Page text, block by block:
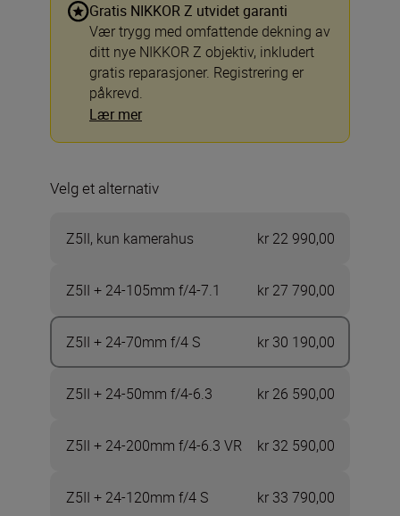
Gratis NIKKOR Z utvidet garanti
Vær trygg med omfattende dekning av
ditt nye NIKKOR Z objektiv, inkludert
gratis reparasjoner. Registrering er
påkrevd.
Lær mer
Velg et alternativ
Z5II, kun kamerahus kr 22 990,00
Z5II + 24-105mm f/4-7.1 kr 27 790,00
Z5II + 24-70mm f/4 S kr 30 190,00
Z5II + 24-50mm f/4-6.3 kr 26 590,00
Z5II + 24-200mm f/4-6.3 VR kr 32 590,00
Z5II + 24-120mm f/4 S kr 33 790,00